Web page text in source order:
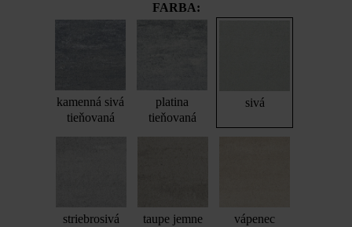
FARBA:
kamenná sivá
tieňovaná
platina
tieňovaná
sivá
striebrosivá
taupe jemne
vápenec